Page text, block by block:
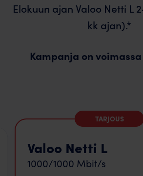
Elokuun ajan Valoo Netti L
kk ajan).*
Kampanja on
TARJOUS
Valoo Netti L
1000/1000 Mbit/s